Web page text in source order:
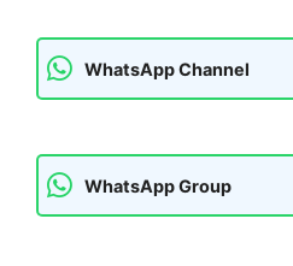
WhatsApp Channel
WhatsApp Group